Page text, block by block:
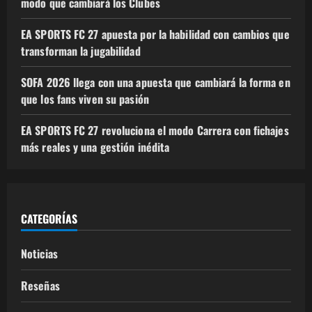
EA SPORTS FC 27 apuesta por la habilidad con cambios que
transforman la jugabilidad
SOFA 2026 llega con una apuesta que cambiará la forma en
que los fans viven su pasión
EA SPORTS FC 27 revoluciona el modo Carrera con fichajes
más reales y una gestión inédita
CATEGORÍAS
Noticias
Reseñas